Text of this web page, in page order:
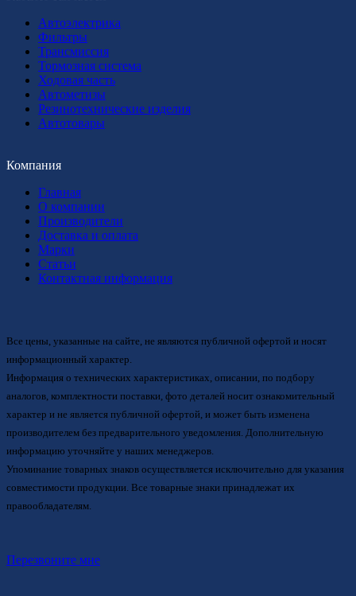
Автоэлектрика
Фильтры
Трансмиссия
Тормозная система
Ходовая часть
Автометизы
Резинотехнические изделия
Автотовары
Компания
Главная
О компании
Производители
Доставка и оплата
Марки
Статьи
Контактная информация
Все цены, указанные на сайте, не являются публичной офертой и носят
информационный характер.
Информация о технических характеристиках, описании, по подбору
аналогов, комплектности поставки, фото деталей носит ознакомительный
характер и не является публичной офертой, и может быть изменена
производителем без предварительного уведомления. Дополнительную
информацию уточняйте у наших менеджеров.
Упоминание товарных знаков осуществляется исключительно для указания
совместимости продукции. Все товарные знаки принадлежат их
правообладателям.
Перезвоните мне